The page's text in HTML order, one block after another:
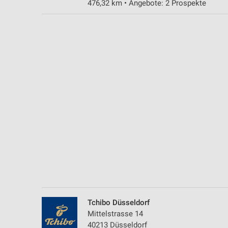
476,32 km • Angebote: 2 Prospekte
Tchibo Düsseldorf
Mittelstrasse 14
40213 Düsseldorf
Messung der Performance von Inhalten